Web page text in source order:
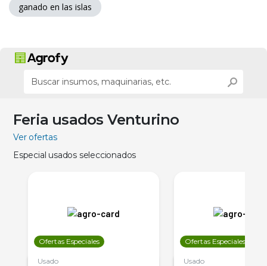
ganado en las islas
Feria usados Venturino
Ver ofertas
Especial usados seleccionados
Ofertas Especiales
Usado
Ofertas Especiales
Usado